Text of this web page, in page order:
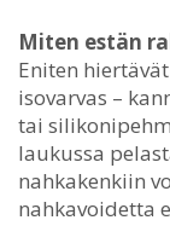
Miten estän
Eniten
isovarvas –
tai
laukussa
nahkakenkiin
nahkavoidetta